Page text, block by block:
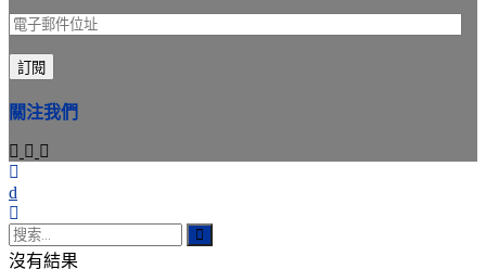
電
子
郵
件
址
訂閱
關注我們
沒有結果